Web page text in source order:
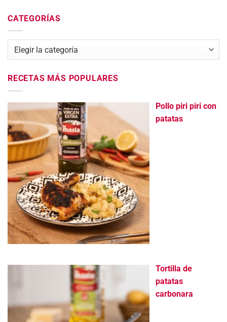
CATEGORÍAS
Categorías
RECETAS MÁS POPULARES
Pollo piri piri con
patatas
Tortilla de
patatas
carbonara